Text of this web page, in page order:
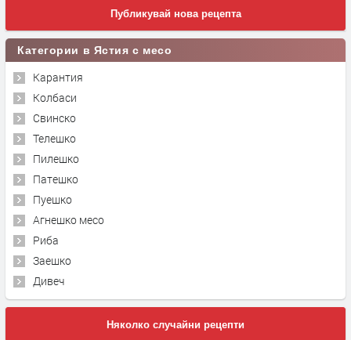
Публикувай нова рецепта
Категории в Ястия с месо
Карантия
Колбаси
Свинско
Телешко
Пилешко
Патешко
Пуешко
Агнешко месо
Риба
Заешко
Дивеч
Няколко случайни рецепти